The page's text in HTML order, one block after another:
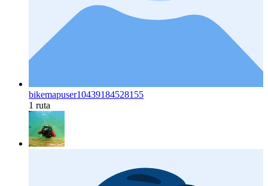
bikemapuser10439184528155
1 ruta